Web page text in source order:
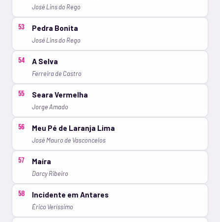
José Lins do Rego
53 Pedra Bonita
José Lins do Rego
54 A Selva
Ferreira de Castro
55 Seara Vermelha
Jorge Amado
56 Meu Pé de Laranja Lima
José Mauro de Vasconcelos
57 Maíra
Darcy Ribeiro
58 Incidente em Antares
Érico Veríssimo